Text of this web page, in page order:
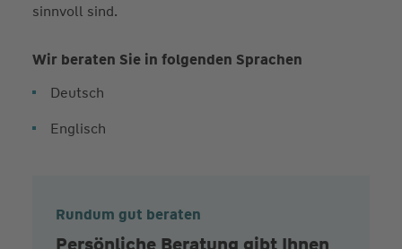
sinnvoll sind.
Wir beraten Sie in folgenden Sprachen
Deutsch
Englisch
Rundum gut beraten